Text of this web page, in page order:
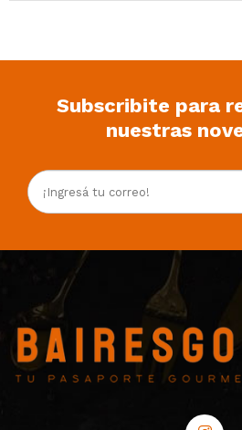
Subscribite para
nuestras